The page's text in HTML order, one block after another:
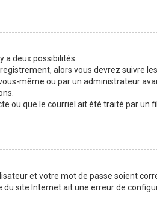
a deux possibilités :
alors vous devrez suivre
même ou par un administrateur
ou que le courriel ait été traité par un
et votre mot de passe soient
site Internet ait une erreur de